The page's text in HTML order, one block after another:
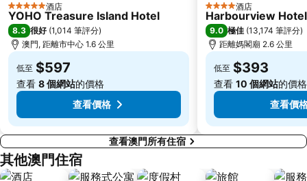
珠海美人魚雕像
大炮臺
Casino Babylon
Zhuhai Sandie Waterfalls
Sun Yat-sen University
International Youth Dance Festival
Flora Gardens
Song Yusheng Park
Airport Metro Station
5 星級 酒店
YOHO Treasure Island Hotel
8.3 很好 (1,014 筆評分)
澳門, 距離市中心 1.6 公里
低至 $597
查看 8 個網站的價格
查看價格
4 星級 酒店
Harbourview
9.0 極佳 (13,174 筆評分)
距離媽閣廟 2.6 公里
低至 $393
查看 10 個網站的價格
查看價
查看澳門所有住宿
其他澳門住宿